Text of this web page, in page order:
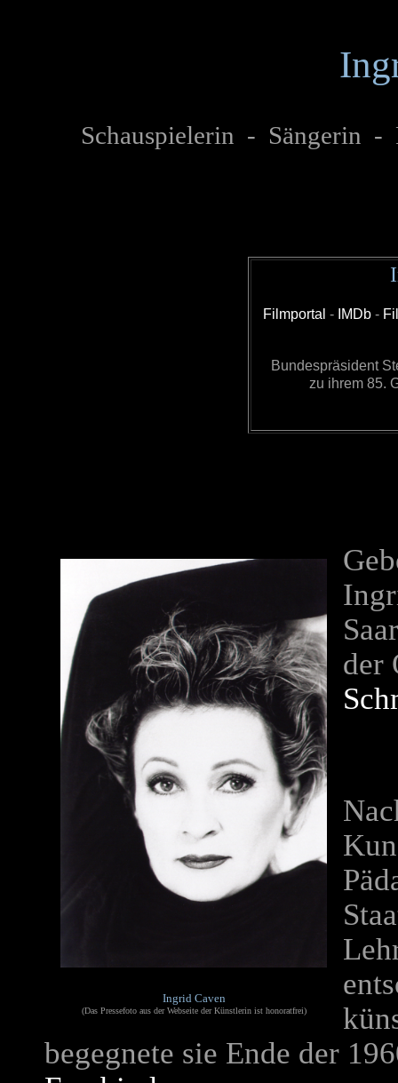
Schauspielerin - Sängerin -
Filmportal - IMDb -
Bundespräsident
zu ihrem 85.
Ingrid Caven
(Das Pressefoto aus der Webseite der Künstlerin ist honoratfrei)
der
begegnete sie Ende der